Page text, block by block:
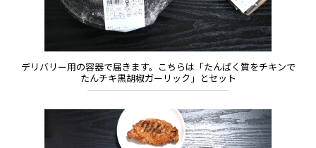
デリバリー用の容器で届きます。こちらは「たんぱく質をチキンで
たんチキ黒胡椒ガーリック」とセット